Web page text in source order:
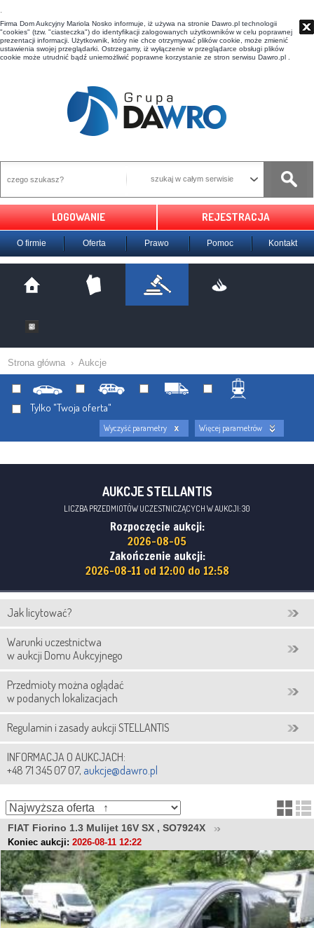
t
Firma Dom Aukcyjny Mariola Nosko informuje, iż używa na stronie Dawro.pl technologii
"cookies" (tzw. "ciasteczka") do identyfikacji zalogowanych użytkowników w celu poprawnej
prezentacji informacji. Użytkownik, który nie chce otrzymywać plików cookie, może zmienić
ustawienia swojej przeglądarki. Ostrzegamy, iż wyłączenie w przeglądarce obsługi plików
cookie może utrudnić bądź uniemożliwić poprawne korzystanie ze stron serwisu Dawro.pl .
szukaj w całym serwisie
LOGOWANIE REJESTRACJA
O firmie Oferta Prawo Pomoc Kontakt
Strona główna › Aukcje
Tylko "Twoja oferta"
Wyczyść parametry Więcej parametrów
AUKCJE STELLANTIS
LICZBA PRZEDMIOTÓW UCZESTNICZĄCYCH W AUKCJI: 30
Rozpoczęcie aukcji:
2026-08-05
Zakończenie aukcji:
2026-08-11 od 12:00 do 12:58
Jak licytować?
Warunki uczestnictwa
w aukcji Domu Aukcyjnego
Przedmioty można oglądać
w podanych lokalizacjach
Regulamin i zasady aukcji STELLANTIS
INFORMACJA O AUKCJACH:
+48 71 345 07 07, aukcje@dawro.pl
FIAT Fiorino 1.3 Mulijet 16V SX , SO7924X
Koniec aukcji: 2026-08-11 12:22